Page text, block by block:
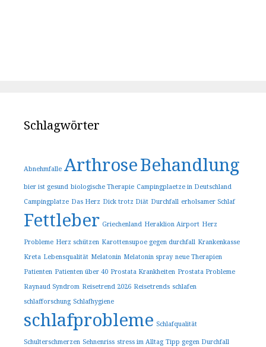
Schlagwörter
Abnehmfalle ArthroseBehandlung
bier ist gesund biologische Therapie Campingplaetze in Deutschland
Campingplatze Das Herz Dick trotz Diät Durchfall erholsamer Schlaf
Fettleber Griechenland Heraklion Airport Herz
Probleme Herz schützen Karottensupoe gegen durchfall Krankenkasse
Kreta Lebensqualität Melatonin Melatonin spray neue Therapien
Patienten Patienten über 40 Prostata Krankheiten Prostata Probleme
Raynaud Syndrom Reisetrend 2026 Reisetrends schlafen
schlafforschung Schlafhygiene
schlafprobleme Schlafqualität
Schulterschmerzen Sehnenriss stress im Alltag Tipp gegen Durchfall